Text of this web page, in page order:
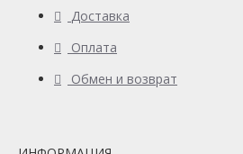
Доставка
Оплата
Обмен и возврат